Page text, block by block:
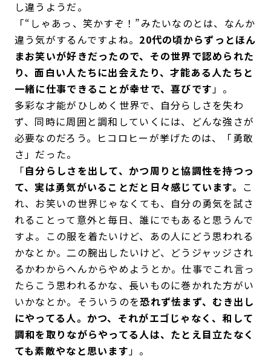
し違うようだ。
「“しゃあっ、笑かすぞ！”みたいなのとは、なんか
違う気がするんですよね。 20代の頃からずっとほん
まお笑いが好きだったので、その世界で認められた
り、面白い人たちに出会えたり、才能ある人たちと
一緒に仕事できることが幸せで、喜びです」。
多彩な才能がひしめく世界で、自分らしさを失わ
ず、同時に周囲と調和していくには、どんな強さが
必要なのだろう。ヒコロヒーが挙げたのは、「勇敢
さ」だった。
「自分らしさを出して、かつ周りと協調性を持つっ
て、実は勇気がいることだと日々感じています。 こ
れ、お笑いの世界じゃなくても、自分の勇気を試さ
れることって意外と毎日、誰にでもあると思うんで
すよ。この服を着たいけど、あの人にどう思われる
かなとか。二の腕出したいけど、どうジャッジされ
るかわからへんからやめようとか。仕事でこれ言っ
たらこう思われるかな、長いものに巻かれた方がい
いかなとか。そういうのを恐れず怯まず、むき出し
にやってる人。かつ、それがエゴじゃなく、和して
調和を取りながらやってる人は、たとえ目立たなく
ても素敵やなと思います」。